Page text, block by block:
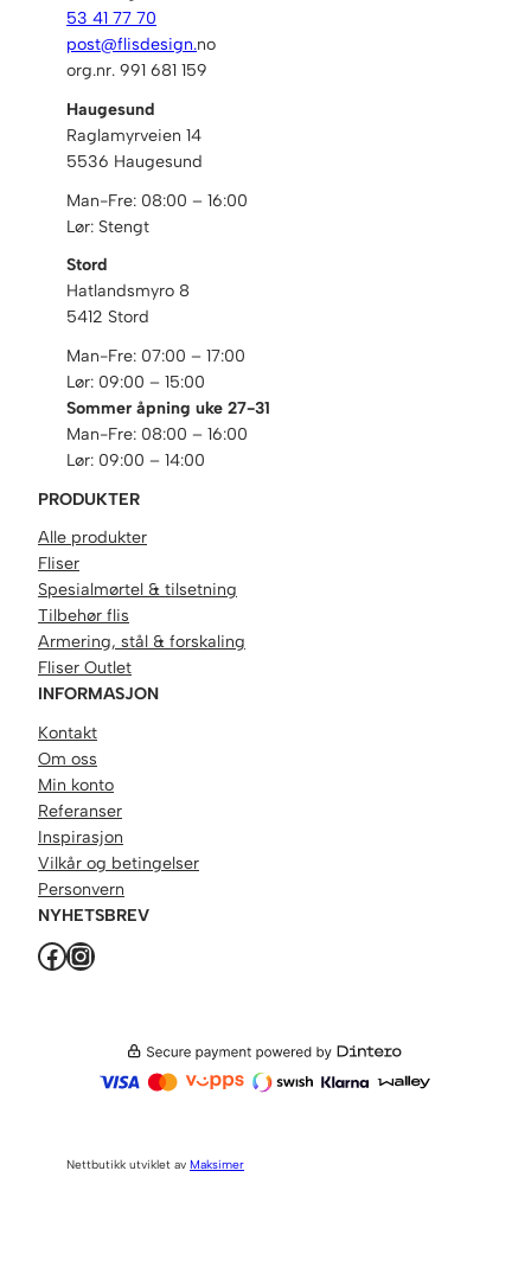
53 41 77 70
post@flisdesign.no
org.nr. 991 681 159
Haugesund
Raglamyrveien 14
5536 Haugesund
Man-Fre: 08:00 – 16:00
Lør: Stengt
Stord
Hatlandsmyro 8
5412 Stord
Man-Fre: 07:00 – 17:00
Lør: 09:00 – 15:00
Sommer åpning uke 27-31
Man-Fre: 08:00 – 16:00
Lør: 09:00 – 14:00
PRODUKTER
Alle produkter
Fliser
Spesialmørtel & tilsetning
Tilbehør flis
Armering, stål & forskaling
Fliser Outlet
INFORMASJON
Kontakt
Om oss
Min konto
Referanser
Inspirasjon
Vilkår og betingelser
Personvern
NYHETSBREV
Facebook Instagram
Nettbutikk utviklet av Maksimer